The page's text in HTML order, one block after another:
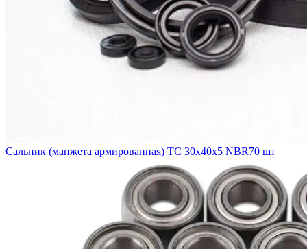
Сальник (манжета армированная) TC 30х40х5 NBR70 шт